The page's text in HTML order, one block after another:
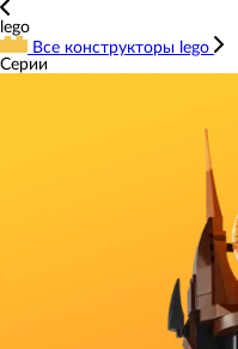
lego
Все конструкторы lego
Серии